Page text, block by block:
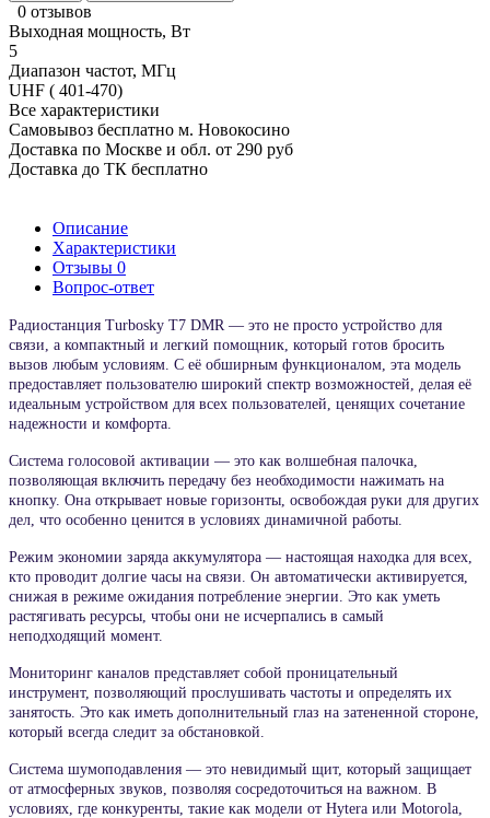
0 отзывов
Выходная мощность, Вт
5
Диапазон частот, МГц
UHF ( 401-470)
Все характеристики
Самовывоз бесплатно м. Новокосино
Доставка по Москве и обл. от 290 руб
Доставка до ТК бесплатно
Описание
Характеристики
Отзывы 0
Вопрос-ответ
Радиостанция Turbosky T7 DMR — это не просто устройство для
связи, а компактный и легкий помощник, который готов бросить
вызов любым условиям. С её обширным функционалом, эта модель
предоставляет пользователю широкий спектр возможностей, делая её
идеальным устройством для всех пользователей, ценящих сочетание
надежности и комфорта.
Система голосовой активации — это как волшебная палочка,
позволяющая включить передачу без необходимости нажимать на
кнопку. Она открывает новые горизонты, освобождая руки для других
дел, что особенно ценится в условиях динамичной работы.
Режим экономии заряда аккумулятора — настоящая находка для всех,
кто проводит долгие часы на связи. Он автоматически активируется,
снижая в режиме ожидания потребление энергии. Это как уметь
растягивать ресурсы, чтобы они не исчерпались в самый
неподходящий момент.
Мониторинг каналов представляет собой проницательный
инструмент, позволяющий прослушивать частоты и определять их
занятость. Это как иметь дополнительный глаз на затененной стороне,
который всегда следит за обстановкой.
Система шумоподавления — это невидимый щит, который защищает
от атмосферных звуков, позволяя сосредоточиться на важном. В
условиях, где конкуренты, такие как модели от Hytera или Motorola,